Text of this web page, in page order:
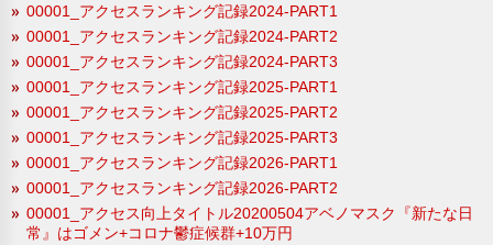
00001_アクセスランキング記録2024-PART1
00001_アクセスランキング記録2024-PART2
00001_アクセスランキング記録2024-PART3
00001_アクセスランキング記録2025-PART1
00001_アクセスランキング記録2025-PART2
00001_アクセスランキング記録2025-PART3
00001_アクセスランキング記録2026-PART1
00001_アクセスランキング記録2026-PART2
00001_アクセス向上タイトル20200504アベノマスク『新たな日
常』はゴメン+コロナ鬱症候群+10万円